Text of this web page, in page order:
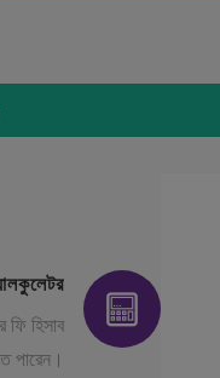
ফি হিসাব
পারেন।